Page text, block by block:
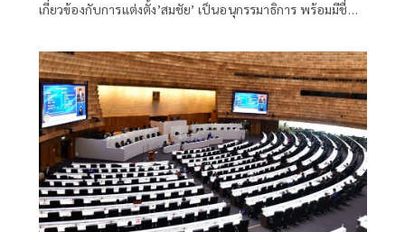
เกี่ยวข้องกับการแต่งตั้ง’สมชัย’ เป็นอนุกรรมาธิการ พร้อมมีชื่อ
ระหว่างรวบรวมพยานหลักฐาน เพื่อดำเนินการเพิ่มเติมกับ
บุคคลที่เกี่ยวข้องทั้งคณะกรรมาธิการและคณะอนุกรรมาธิการ